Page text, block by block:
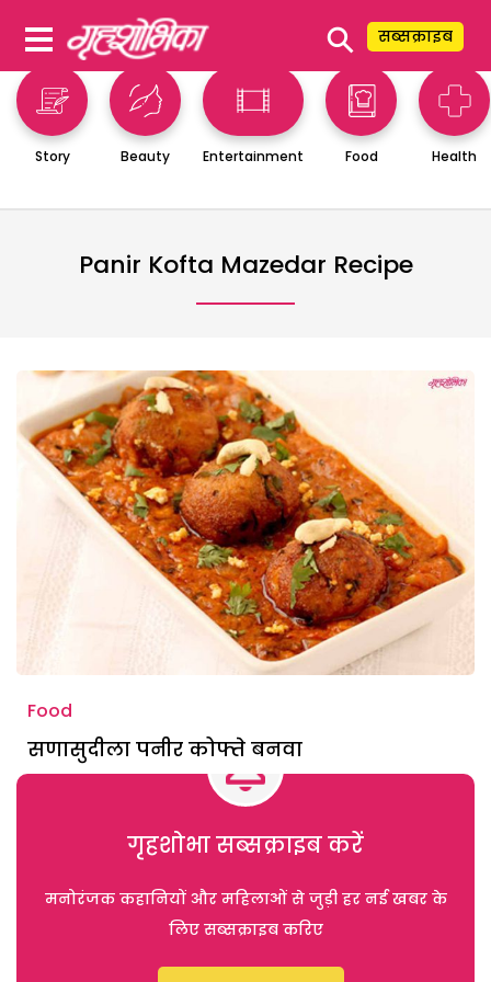
⚲ सब्सक्राइब
Story Beauty Entertainment Food Health
Panir Kofta Mazedar Recipe
Food
सणासुदीला पनीर कोफ्ते बनवा
गृहशोभा सब्सक्राइब करें
मनोरंजक कहानियों और महिलाओं से जुड़ी हर नई खबर के
लिए सब्सक्राइब करिए